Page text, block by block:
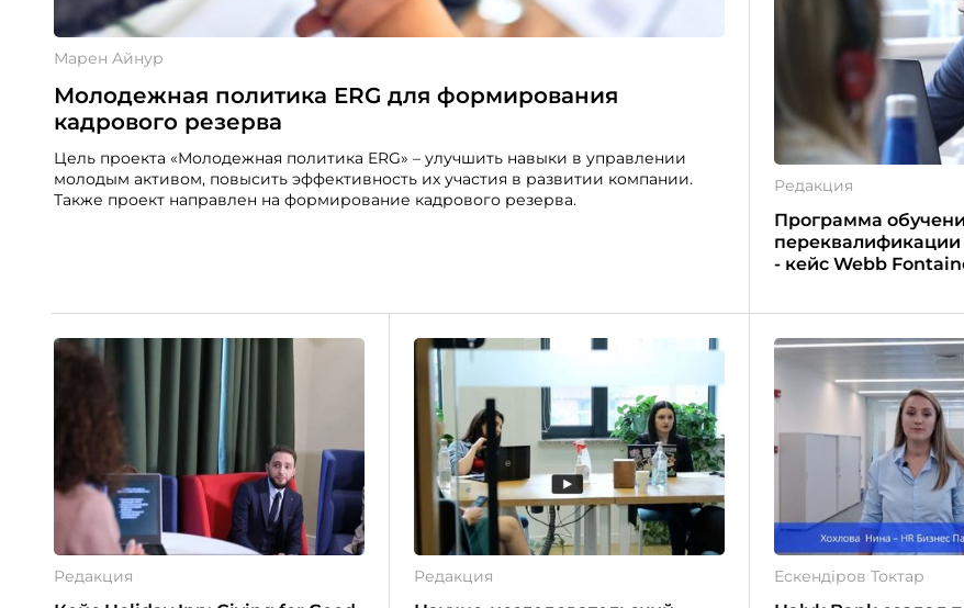
Марен Айнур
Молодежная политика ERG для формирования
кадрового резерва
Цель проекта «Молодежная политика ERG» – улучшить навыки в управлении
молодым активом, повысить эффективность их участия в развитии компании.
Также проект направлен на формирование кадрового резерва.
Редакция
Программа
переквалификации
- кейс Webb
Редакция Редакция Ескендiров Токтар